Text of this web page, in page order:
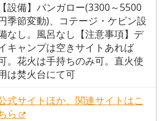
【設備】バンガロー(3300～5500
季節変動)、コテージ・ケビン設
なし。風呂なし【注意事項】デ
キャンプは空きサイトあれば
。花火は手持ちのみ可。直火使
は焚火台にて可
式サイトほか、関連サイトはこ
ら